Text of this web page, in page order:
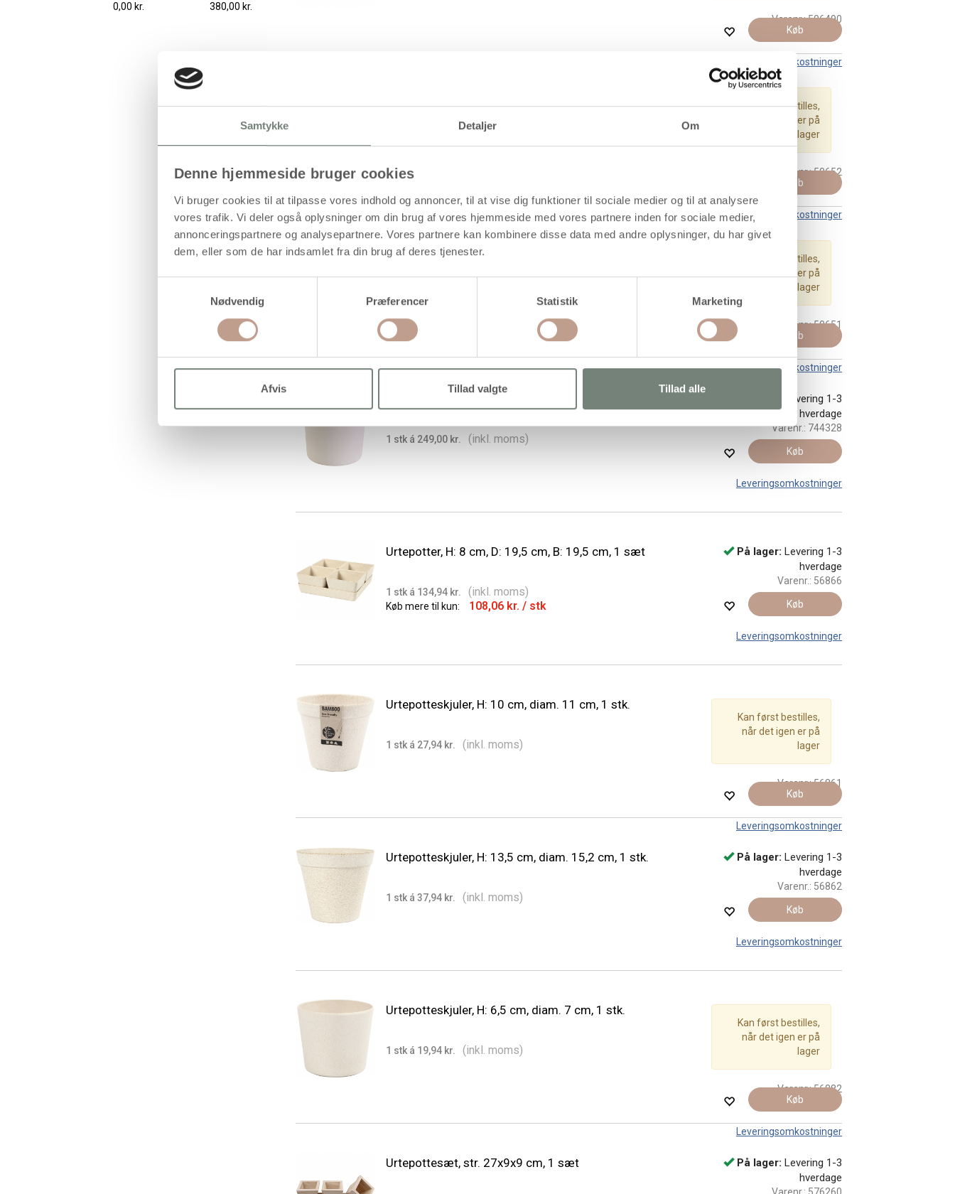
Samtykke Detaljer Om
Denne hjemmeside bruger cookies
Vi bruger cookies til at tilpasse vores indhold og annoncer, til at vise dig funktioner til sociale medier og til at analysere
vores trafik. Vi deler også oplysninger om din brug af vores hjemmeside med vores partnere inden for sociale medier,
annonceringspartnere og analysepartnere. Vores partnere kan kombinere disse data med andre oplysninger, du har givet
dem, eller som de har indsamlet fra din brug af deres tjenester.
Nødvendig
Præferencer Statistik Marketing
Afvis Tillad valgte Tillad alle
0,00 kr. 380,00 kr.
Varenr.:506490
Køb
Leveringsomkostninger
1 stk á 189,94 kr. (inkl. moms)
Kan først bestilles,
når det igen er på
lager
Varenr.:50652
Køb
Leveringsomkostninger
Urtepotte, H: 8 cm, diam. 9 cm, 24 stk./ 1 pk.
Kan først bestilles,
når det igen er på
lager
Varenr.:50651
Køb mere til kun:
/ stk Køb
Leveringsomkostninger
Urtepotter til ophæng, H: 7 cm, diam. 7 cm, tykkelse 5
mm, 12 stk./ 1 pk.
1 stk á 249,00 kr. (inkl. moms)
Levering 1-3
hverdage
Varenr.: 744328
Køb
Leveringsomkostninger
Urtepotter, H: 8 cm, D: 19,5 cm, B: 19,5 cm, 1 sæt
1 stk á 134,94 kr. (inkl. moms)
På lager: Levering 1-3
hverdage
Varenr.: 56866
Køb mere til kun: 108,06 kr. / stk Køb
Leveringsomkostninger
Urtepotteskjuler, H: 10 cm, diam. 11 cm, 1 stk.
1 stk á 27,94 kr. (inkl. moms)
Kan først bestilles,
når det igen er på
lager
Varenr.:56861
Køb
Leveringsomkostninger
Urtepotteskjuler, H: 13,5 cm, diam. 15,2 cm, 1 stk.
1 stk á 37,94 kr. (inkl. moms)
På lager: Levering 1-3
hverdage
Varenr.: 56862
Køb
Leveringsomkostninger
Urtepotteskjuler, H: 6,5 cm, diam. 7 cm, 1 stk.
1 stk á 19,94 kr. (inkl. moms)
Kan først bestilles,
når det igen er på
lager
Varenr.:56882
Køb
Leveringsomkostninger
Urtepottesæt, str. 27x9x9 cm, 1 sæt På lager: Levering 1-3
hverdage